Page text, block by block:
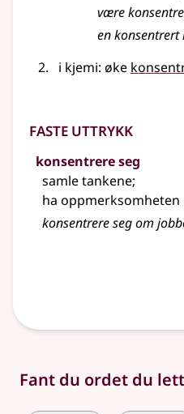
være
en konsentrert
i kjemi: øke
Faste uttrykk
konsentrere seg
samle tankene;
ha
konsentrere seg om
Fant du ordet du